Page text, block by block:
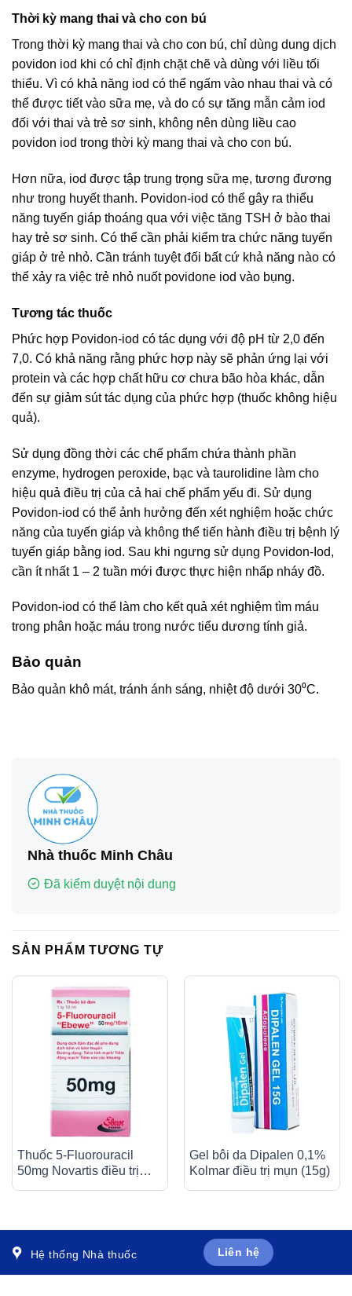
Thời kỳ mang thai và cho con bú
Trong thời kỳ mang thai và cho con bú, chỉ dùng dung dịch
povidon iod khi có chỉ định chặt chẽ và dùng với liều tối
thiểu. Vì có khả năng iod có thể ngấm vào nhau thai và có
thể được tiết vào sữa mẹ, và do có sự tăng mẫn cảm iod
đối với thai và trẻ sơ sinh, không nên dùng liều cao
povidon iod trong thời kỳ mang thai và cho con bú.
Hơn nữa, iod được tập trung trọng sữa mẹ, tương đương
như trong huyết thanh. Povidon-iod có thể gây ra thiểu
năng tuyến giáp thoáng qua với việc tăng TSH ở bào thai
hay trẻ sơ sinh. Có thể cần phải kiểm tra chức năng tuyến
giáp ở trẻ nhỏ. Cần tránh tuyệt đối bất cứ khả năng nào có
thể xảy ra việc trẻ nhỏ nuốt povidone iod vào bụng.
Tương tác thuốc
Phức hợp Povidon-iod có tác dụng với độ pH từ 2,0 đến
7,0. Có khả năng rằng phức hợp này sẽ phản ứng lại với
protein và các hợp chất hữu cơ chưa bão hòa khác, dẫn
đến sự giảm sút tác dụng của phức hợp (thuốc không hiệu
quả).
Sử dụng đồng thời các chế phẩm chứa thành phần
enzyme, hydrogen peroxide, bạc và taurolidine làm cho
hiệu quả điều trị của cả hai chế phẩm yếu đi. Sử dụng
Povidon-iod có thể ảnh hưởng đến xét nghiệm hoặc chức
năng của tuyến giáp và không thể tiến hành điều trị bệnh lý
tuyến giáp bằng iod. Sau khi ngưng sử dụng Povidon-Iod,
cần ít nhất 1 – 2 tuần mới được thực hiện nhấp nháy đồ.
Povidon-iod có thể làm cho kết quả xét nghiệm tìm máu
trong phân hoặc máu trong nước tiểu dương tính giả.
Bảo quản
Bảo quản khô mát, tránh ánh sáng, nhiệt độ dưới 30⁰C.
Nhà thuốc Minh Châu
Đã kiểm duyệt nội dung
SẢN PHẨM TƯƠNG TỰ
Thuốc 5-Fluorouracil
50mg Novartis điều trị
Gel bôi da Dipalen 0,1%
Kolmar điều trị mụn (15g)
Hệ thống Nhà thuốc Liên hệ